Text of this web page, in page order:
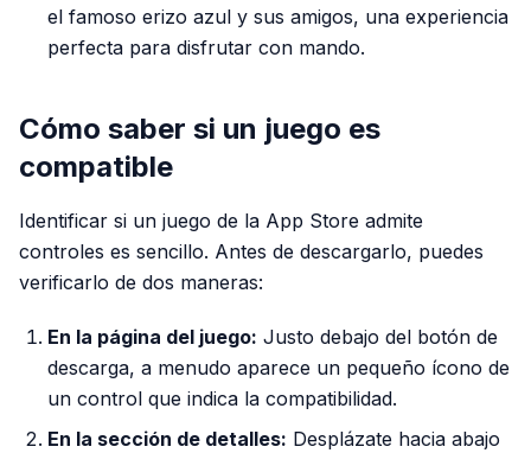
el famoso erizo azul y sus amigos, una experiencia
perfecta para disfrutar con mando.
Cómo saber si un juego es
compatible
Identificar si un juego de la App Store admite
controles es sencillo. Antes de descargarlo, puedes
verificarlo de dos maneras:
En la página del juego: Justo debajo del botón de
descarga, a menudo aparece un pequeño ícono de
un control que indica la compatibilidad.
En la sección de detalles: Desplázate hacia abajo